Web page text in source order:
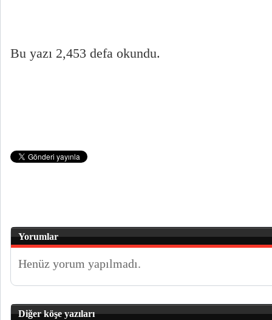
Bu yazı 2,453 defa okundu.
Yorumlar
Henüz yorum yapılmadı.
Diğer köşe yazıları